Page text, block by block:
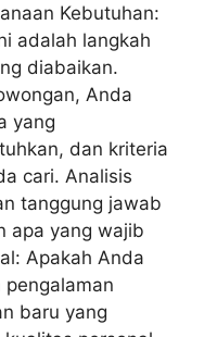
Kebutuhan:
adalah langkah
diabaikan.
Anda
yang
dan kriteria
cari. Analisis
tanggung jawab
apa yang wajib
Apakah Anda
baru yang